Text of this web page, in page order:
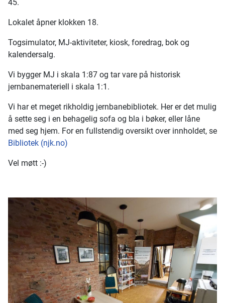
45.
Lokalet åpner klokken 18.
Togsimulator, MJ-aktiviteter, kiosk, foredrag, bok og
kalendersalg.
Vi bygger MJ i skala 1:87 og tar vare på historisk
jernbanemateriell i skala 1:1.
Vi har et meget rikholdig jernbanebibliotek. Her er det mulig
å sette seg i en behagelig sofa og bla i bøker, eller låne
med seg hjem. For en fullstendig oversikt over innholdet, se
Bibliotek (njk.no)
Vel møtt :-)